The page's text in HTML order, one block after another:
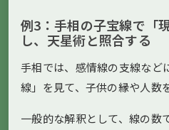
例3：手相の子宝線で「
し、天星術と照合する
手相では、感情線の支線など
線」を見て、子供の縁や人数
一般的な解釈として、線の数